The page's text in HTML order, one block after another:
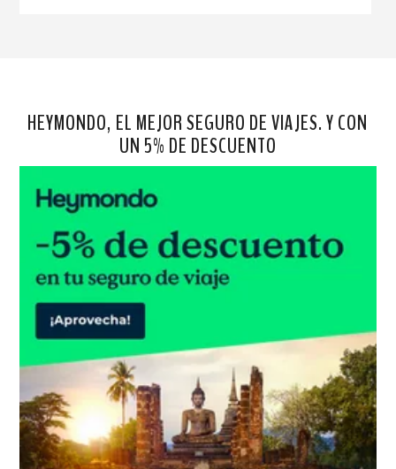
HEYMONDO, EL MEJOR SEGURO DE VIAJES. Y CON
UN 5% DE DESCUENTO